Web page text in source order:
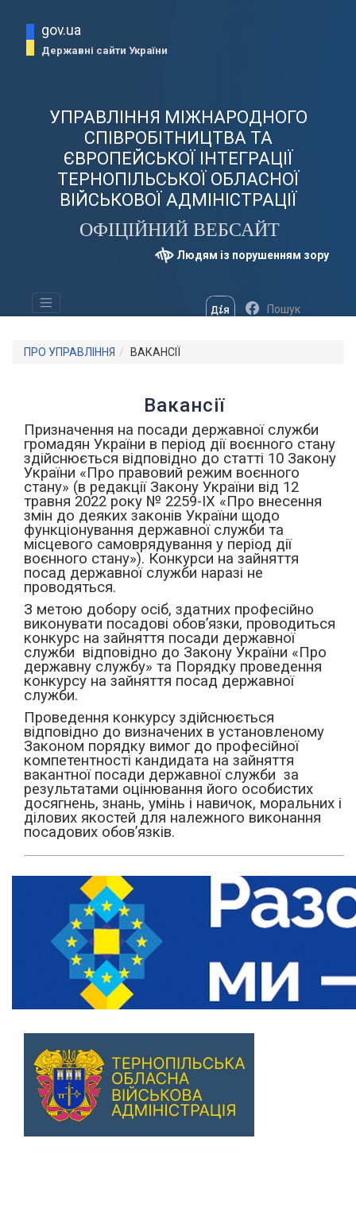
gov.ua
Державні сайти України
УПРАВЛІННЯ МІЖНАРОДНОГО
СПІВРОБІТНИЦТВА ТА
ЄВРОПЕЙСЬКОЇ ІНТЕГРАЦІЇ
ТЕРНОПІЛЬСЬКОЇ ОБЛАСНОЇ
ВІЙСЬКОВОЇ АДМІНІСТРАЦІЇ
ОФІЦІЙНИЙ ВЕБСАЙТ
Людям із порушенням зору
ПРО УПРАВЛІННЯ ВАКАНСІЇ
Вакансії
Призначення на посади державної служби
громадян України в період дії воєнного стану
здійснюється відповідно до статті 10 Закону
України «Про правовий режим воєнного
стану» (в редакції Закону України від 12
травня 2022 року № 2259-ІХ «Про внесення
змін до деяких законів України щодо
функціонування державної служби та
місцевого самоврядування у період дії
воєнного стану»). Конкурси на зайняття
посад державної служби наразі не
проводяться.
З метою добору осіб, здатних професійно
виконувати посадові обов’язки, проводиться
конкурс на зайняття посади державної
служби відповідно до Закону України «Про
державну службу» та Порядку проведення
конкурсу на зайняття посад державної
служби.
Проведення конкурсу здійснюється
відповідно до визначених в установленому
Законом порядку вимог до професійної
компетентності кандидата на зайняття
вакантної посади державної служби за
результатами оцінювання його особистих
досягнень, знань, умінь і навичок, моральних і
ділових якостей для належного виконання
посадових обов’язків.
Previous